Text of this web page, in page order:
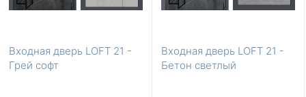
Входная дверь LOFT 21 -
Грей софт
Входная дверь LOFT 21 -
Бетон светлый